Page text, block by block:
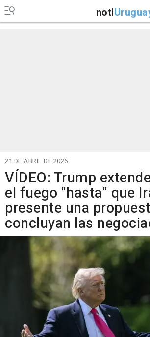
noti
21 DE ABRIL DE 2026
VÍDEO: Trump
el fuego "hasta" que
presente una
concluyan las